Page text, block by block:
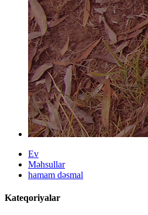
Ev
Məhsullar
hamam dəsmal
Kateqoriyalar